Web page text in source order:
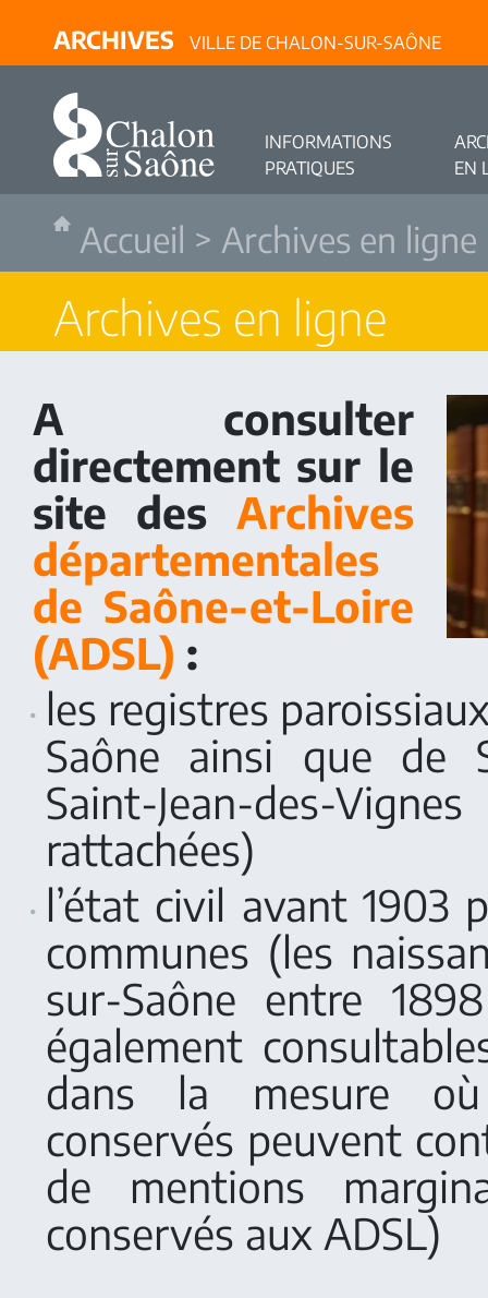
ARCHIVES VILLE DE CHALON-SUR-SAÔNE
INFORMATIONS
PRATIQUES
EN
Accueil > Archives en ligne
Archives en ligne
A consulter
directement sur le
site des Archives
départementales
de Saône-et-Loire
(ADSL) :
les registres
Saône ainsi que de
Saint-Jean-des-
rattachées)
l’état civil avant 1903
communes (les
sur-Saône entre
également
dans la mesure
conservés peuvent
de mentions
conservés aux ADSL)